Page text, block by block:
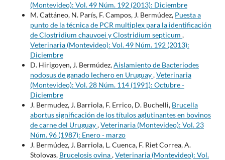
(Montevideo): Vol. 49 Núm. 192 (2013): Diciembre
M. Cattáneo, N. París, F. Campos, J. Bermúdez, Puesta a
punto de la técnica de PCR multiplex para la identificación
de Clostridium chauvoei y Clostridium septicum ,
Veterinaria (Montevideo): Vol. 49 Núm. 192 (2013):
Diciembre
D. Hirigoyen, J. Bermúdez,Aislamiento de Bacteriodes
nodosus de ganado lechero en Uruguay,Veterinaria
(Montevideo): Vol. 28 Núm. 114 (1991): Octubre -
Diciembre
J. Bermudez, J. Barriola, F. Errico, D. Buchelli, Brucella
abortus significación de los títulos aglutinantes en bovinos
de carne del Uruguay,Veterinaria (Montevideo): Vol. 23
Núm. 96 (1987): Enero - marzo
J. Bermúdez, J. Barriola, L. Cuenca, F. Riet Correa, A.
Stolovas, Brucelosis ovina,Veterinaria (Montevideo): Vol.